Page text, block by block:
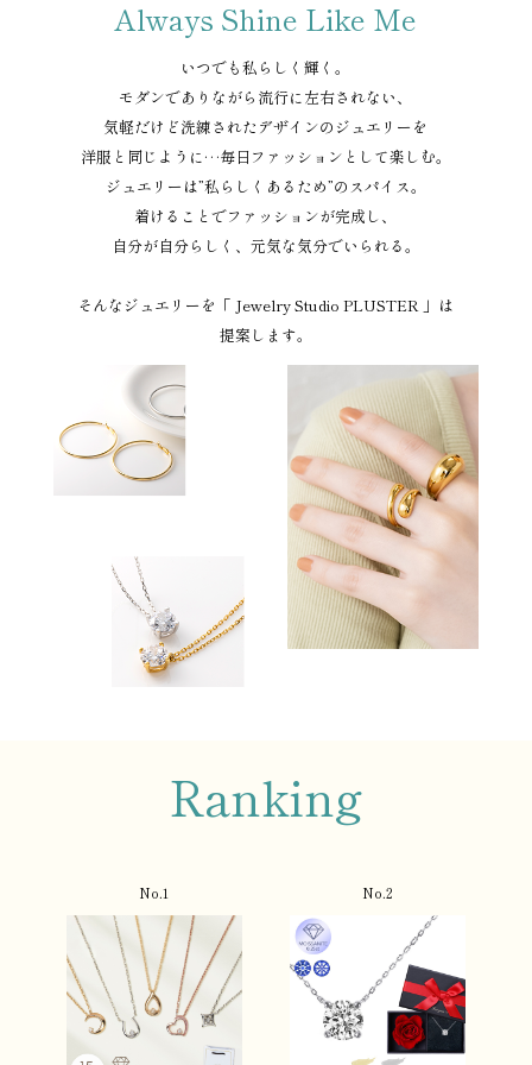
Always Shine Like Me
いつでも私らしく輝く。
モダンでありながら流行に左右されない、
気軽だけど洗練されたデザインのジュエリーを
洋服と同じように…毎日ファッションとして楽しむ。
ジュエリーは”私らしくあるため”のスパイス。
着けることでファッションが完成し、
自分が自分らしく、元気な気分でいられる。
そんなジュエリーを「 Jewelry Studio PLUSTER 」は
提案します。
Ranking
No.1 No.2